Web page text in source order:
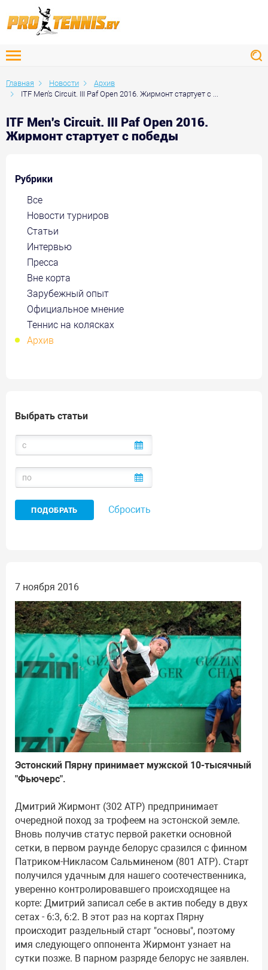
Главная Новости
Архив
ITF Men's Circuit. III Paf Open 2016. Жирмонт стартует с ...
ITF Men's Circuit. III Paf Open 2016.
Жирмонт стартует с победы
Рубрики
Все
Новости турниров
Статьи
Интервью
Пресса
Вне корта
Зарубежный опыт
Официальное мнение
Теннис на колясках
Архив
Выбрать статьи
Сбросить
7 ноября 2016
Эстонский Пярну принимает мужской 10-тысячный
"Фьючерс".
Дмитрий Жирмонт (302 АТР) предпринимает
очередной поход за трофеем на эстонской земле.
Вновь получив статус первой ракетки основной
сетки, в первом раунде белорус сразился с финном
Патриком-Никласом Сальминеном (801 АТР). Старт
получился удачным для нашего соотечественника,
уверенно контролировавшего происходящее на
корте: Дмитрий записал себе в актив победу в двух
сетах - 6:3, 6:2. В этот раз на кортах Пярну
происходит раздельный старт "основы", поэтому
имя следующего оппонента Жирмонт узнает на
сутки позже. В парном разряде белорус не заявлен.